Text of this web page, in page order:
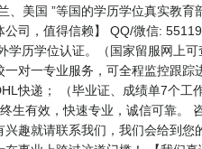
、美国 ”等国的学历学位真实教
司，值得信赖】 QQ/微信:
学历学位认证。（国家留服网上
对一专业服务，可全程监控跟
快递； （毕业证、成绩单7个
生有效，快速专业，诚信可靠
趣就请联系我们，我们会给到